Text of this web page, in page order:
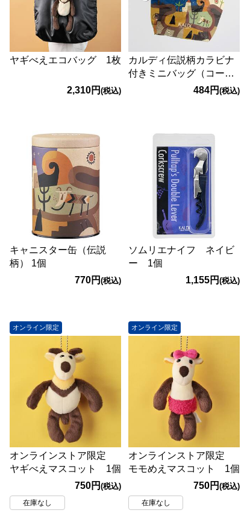
ヤギべえエコバッグ 1枚
2,310円(税込)
カルディ伝説柄カラビナ
付きミニバッグ（コーヒ
ーゼリー入り） 1個
484円 (税込)
キャニスター缶（伝説
柄） 1個
770円(税込)
ソムリエナイフ ネイビ
ー 1個
1,155円 (税込)
オンライン限定
オンラインストア限定
ヤギべえマスコット 1個
750円(税込)
在庫なし
オンライン限定
オンラインストア限定
モモめえマスコット 1個
750円 (税込)
在庫なし